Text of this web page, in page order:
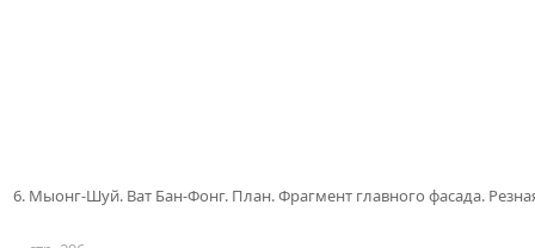
6. Мыонг-Шуй. Ват Бан-Фонг. План. Фрагмент главного фасада.